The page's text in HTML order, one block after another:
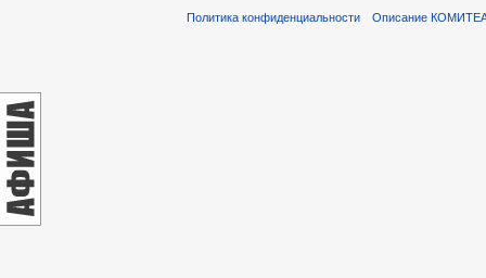
Политика конфиденциальности Описание